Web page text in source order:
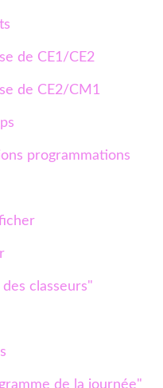
de CE1/CE2
de CE2/CM1
programmations
classeurs"
de la journée"